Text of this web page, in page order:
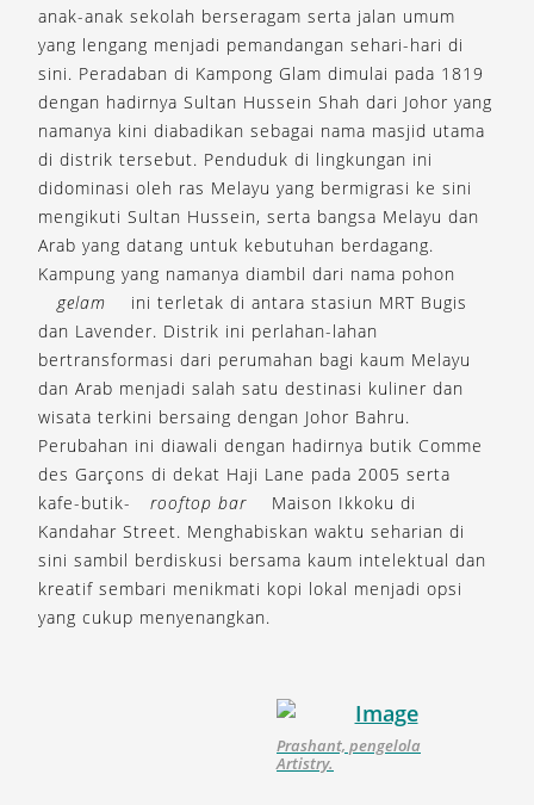
anak-anak sekolah berseragam serta jalan umum
yang lengang menjadi pemandangan sehari-hari di
sini. Peradaban di Kampong Glam dimulai pada 1819
dengan hadirnya Sultan Hussein Shah dari Johor yang
namanya kini diabadikan sebagai nama masjid utama
di distrik tersebut. Penduduk di lingkungan ini
didominasi oleh ras Melayu yang bermigrasi ke sini
mengikuti Sultan Hussein, serta bangsa Melayu dan
Arab yang datang untuk kebutuhan berdagang.
Kampung yang namanya diambil dari nama pohon
gelam
ini terletak di antara stasiun MRT Bugis
dan Lavender. Distrik ini perlahan-lahan
bertransformasi dari perumahan bagi kaum Melayu
dan Arab menjadi salah satu destinasi kuliner dan
wisata terkini bersaing dengan Johor Bahru.
Perubahan ini diawali dengan hadirnya butik Comme
des Garçons di dekat Haji Lane pada 2005 serta
kafe-butik-
rooftop bar
Maison Ikkoku di
Kandahar Street. Menghabiskan waktu seharian di
sini sambil berdiskusi bersama kaum intelektual dan
kreatif sembari menikmati kopi lokal menjadi opsi
yang cukup menyenangkan.
Prashant, pengelola
Artistry.